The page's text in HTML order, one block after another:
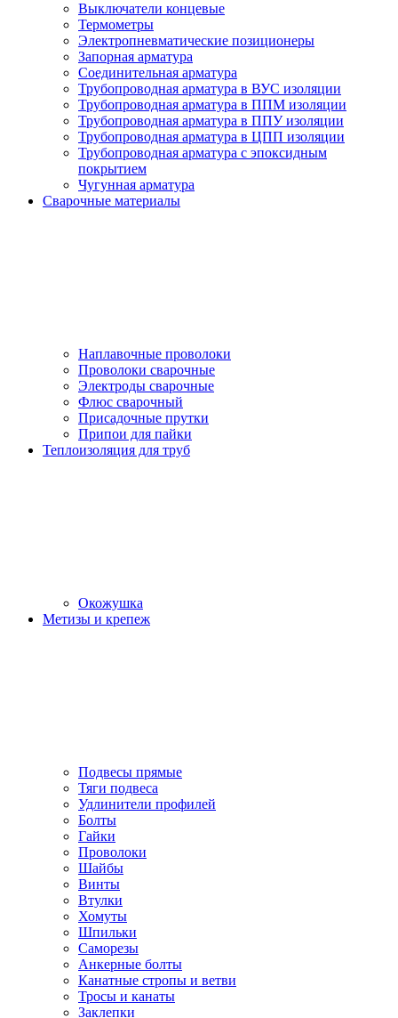
Выключатели концевые
Термометры
Электропневматические позиционеры
Запорная арматура
Соединительная арматура
Трубопроводная арматура в ВУС изоляции
Трубопроводная арматура в ППМ изоляции
Трубопроводная арматура в ППУ изоляции
Трубопроводная арматура в ЦПП изоляции
Трубопроводная арматура с эпоксидным
покрытием
Чугунная арматура
Сварочные материалы
Наплавочные проволоки
Проволоки сварочные
Электроды сварочные
Флюс сварочный
Присадочные прутки
Припои для пайки
Теплоизоляция для труб
Окожушка
Метизы и крепеж
Подвесы прямые
Тяги подвеса
Удлинители профилей
Болты
Гайки
Проволоки
Шайбы
Винты
Втулки
Хомуты
Шпильки
Саморезы
Анкерные болты
Канатные стропы и ветви
Тросы и канаты
Заклепки